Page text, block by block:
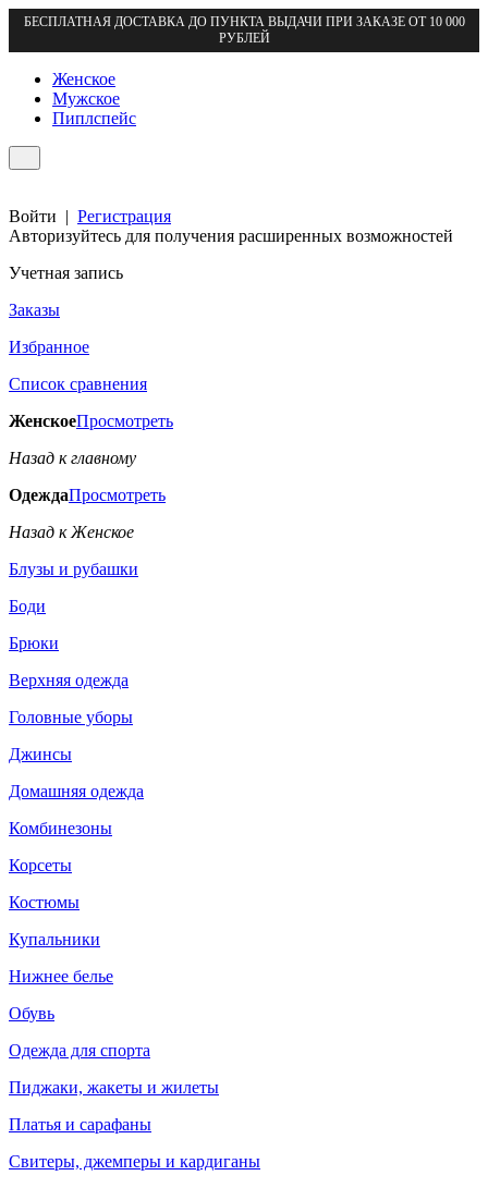
БЕСПЛАТНАЯ ДОСТАВКА ДО ПУНКТА ВЫДАЧИ ПРИ ЗАКАЗЕ ОТ 10 000
РУБЛЕЙ
Женское
Мужское
Пиплспейс
Войти | Регистрация
Авторизуйтесь для получения расширенных возможностей
Учетная запись
Заказы
Избранное
Список сравнения
ЖенскоеПросмотреть
Назад к главному
ОдеждаПросмотреть
Назад к Женское
Блузы и рубашки
Боди
Брюки
Верхняя одежда
Головные уборы
Джинсы
Домашняя одежда
Комбинезоны
Корсеты
Костюмы
Купальники
Нижнее белье
Обувь
Одежда для спорта
Пиджаки, жакеты и жилеты
Платья и сарафаны
Свитеры, джемперы и кардиганы